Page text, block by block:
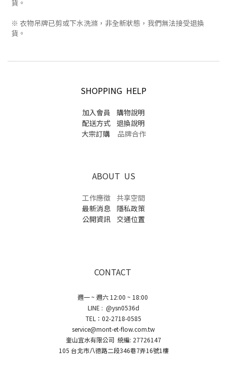
貨。
※ 衣物吊牌已剪或下水洗滌，非全新狀態，我們無法接受退換
貨。
SHOPPING HELP
加入會員
購物說明
配送方式
退換說明
大宗訂購品牌合作
ABOUT US
工作應徵 共享空間
最新消息
隱私政策
公開資訊
交通位置
CONTACT
週一 ~ 週六 12:00 ~ 18:00
LINE : @ysn0536d
TEL：02-2718-0585
service@mont-et-flow.com.tw
奎山宜水有限公司 統編: 27726147
105 台北市八德路二段346巷7弄16號1樓